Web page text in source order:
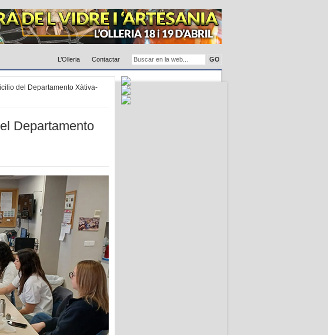
L’Olleria Contactar
del Departamento Xàtiva-
Departamento